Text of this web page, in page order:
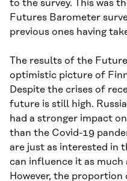
to the survey. This was
Futures Barometer
previous ones having
The results of the
optimistic picture of
Despite the crises of
future is still high.
had a stronger impact
than the Covid-19
are just as interested in
can influence it as much
However, the